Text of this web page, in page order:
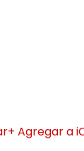
+ Agregar a